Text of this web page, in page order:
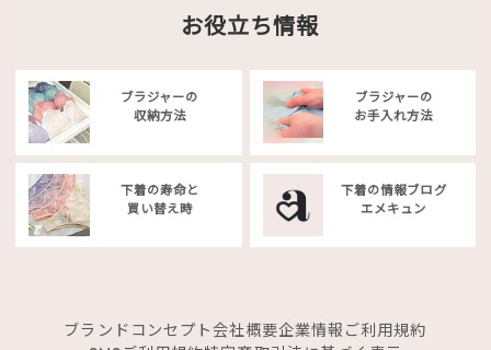
お役立ち情報
ブラジャーの
収納方法
ブラジャーの
お手入れ方法
下着の寿命と
買い替え時
下着の情報ブログ
エメキュン
ブランドコンセプト会社概要企業情報 ご利用規約